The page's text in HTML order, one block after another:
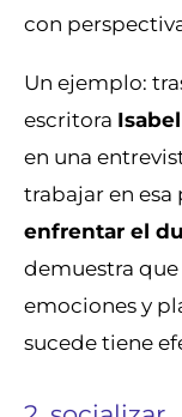
con
Un ejemplo:
escritora
en una
trabajar en
enfrentar el
demuestra
emociones y
sucede tiene